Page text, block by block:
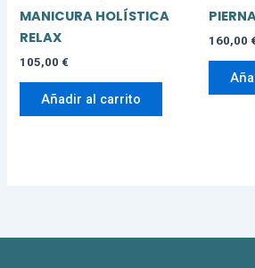
MANICURA HOLÍSTICA
RELAX
105,00 €
Añadir al carrito
160,00